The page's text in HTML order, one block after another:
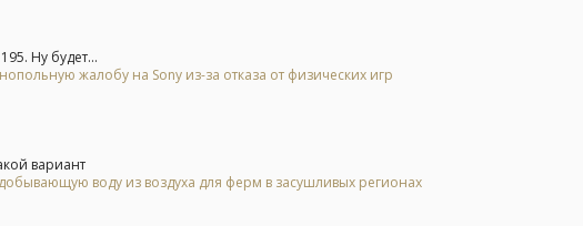
Ну будет...
жалобу на Sony из-за отказа от физических игр
вариант
воду из воздуха для ферм в засушливых регионах